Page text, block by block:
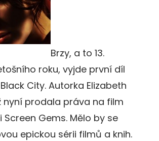
Brzy, a to 13.
roku, vyjde první díl
City. Autorka Elizabeth
nyní prodala práva na film
Gems. Mělo by se
epickou sérii filmů a knih.